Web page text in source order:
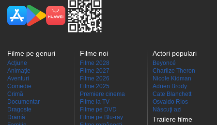
Filme pe genuri
Acţiune
Animaţie
Aventuri
Comedie
Crimă
Documentar
Dragoste
Dramă
Filme noi
Filme 2028
Filme 2027
Filme 2026
Filme 2025
Premiere cinema
Filme la TV
Filme pe DVD
Filme pe Blu-ray
Actori populari
Beyoncé
Charlize Theron
Nicole Kidman
Adrien Brody
Cate Blanchett
Osvaldo Ríos
Născuţi azi
Trailere filme